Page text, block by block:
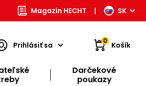
Magazín HECHT | SK
Prihlásiť sa 0 Košík
Darčekové
poukazy